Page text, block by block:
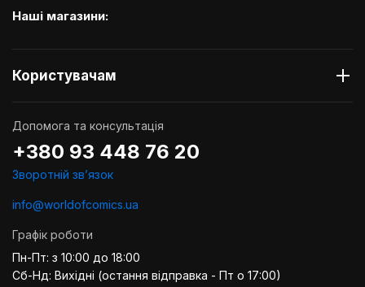
Наші магазини:
Користувачам
Допомога та консультація
+380 93 448 76 20
Зворотній звʼязок
info@worldofcomics.ua
Графік роботи
Пн-Пт: з 10:00 до 18:00
Сб-Нд: Вихідні (остання відправка - Пт о 17:00)